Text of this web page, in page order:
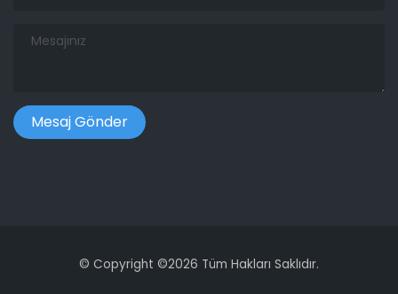
Mesajınız
© Copyright ©2026 Tüm Hakları Saklıdır.